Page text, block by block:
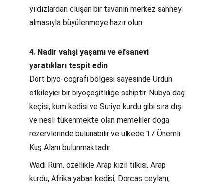
yıldızlardan oluşan bir tavanın merkez sahneyi
almasıyla büyülenmeye hazır olun.
4. Nadir vahşi yaşamı ve efsanevi
yaratıkları tespit edin
Dört biyo-coğrafi bölgesi sayesinde Ürdün
etkileyici bir biyoçeşitliliğe sahiptir. Nubya dağ
keçisi, kum kedisi ve Suriye kurdu gibi sıra dışı
ve nesli tükenmekte olan memeliler doğa
rezervlerinde bulunabilir ve ülkede 17 Önemli
Kuş Alanı bulunmaktadır.
Wadi Rum, özellikle Arap kızıl tilkisi, Arap
kurdu, Afrika yaban kedisi, Dorcas ceylanı,